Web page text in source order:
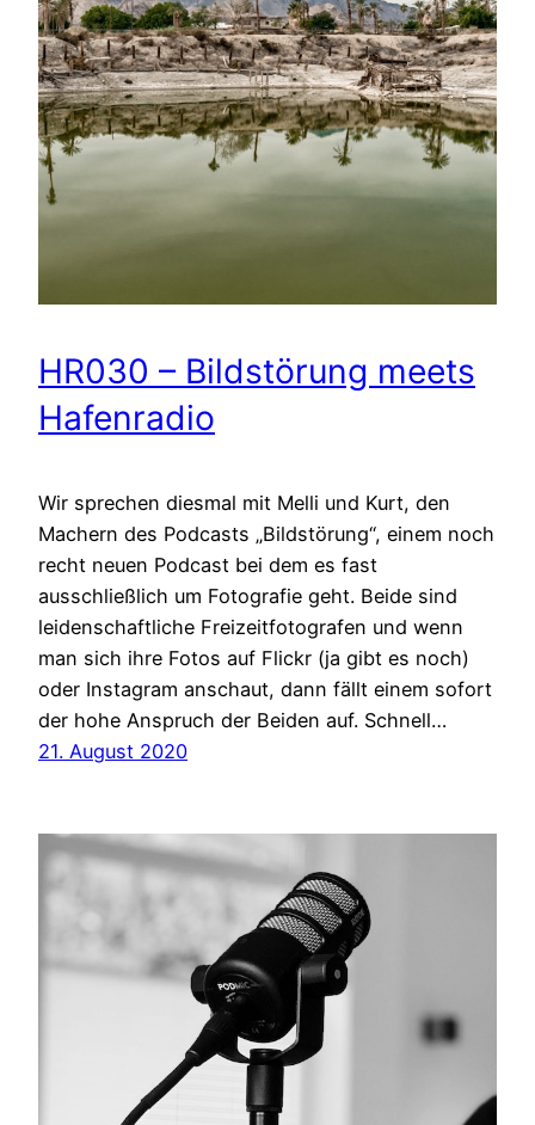
HR030 – Bildstörung meets
Hafenradio
Wir sprechen diesmal mit Melli und Kurt, den
Machern des Podcasts „Bildstörung“, einem noch
recht neuen Podcast bei dem es fast
ausschließlich um Fotografie geht. Beide sind
leidenschaftliche Freizeitfotografen und wenn
man sich ihre Fotos auf Flickr (ja gibt es noch)
oder Instagram anschaut, dann fällt einem sofort
der hohe Anspruch der Beiden auf. Schnell…
21. August 2020